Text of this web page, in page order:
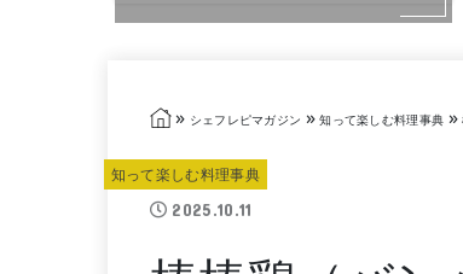
» シェフレピマガジン » 知って楽しむ料理事典 »
知って楽しむ料理事典
2025.10.11